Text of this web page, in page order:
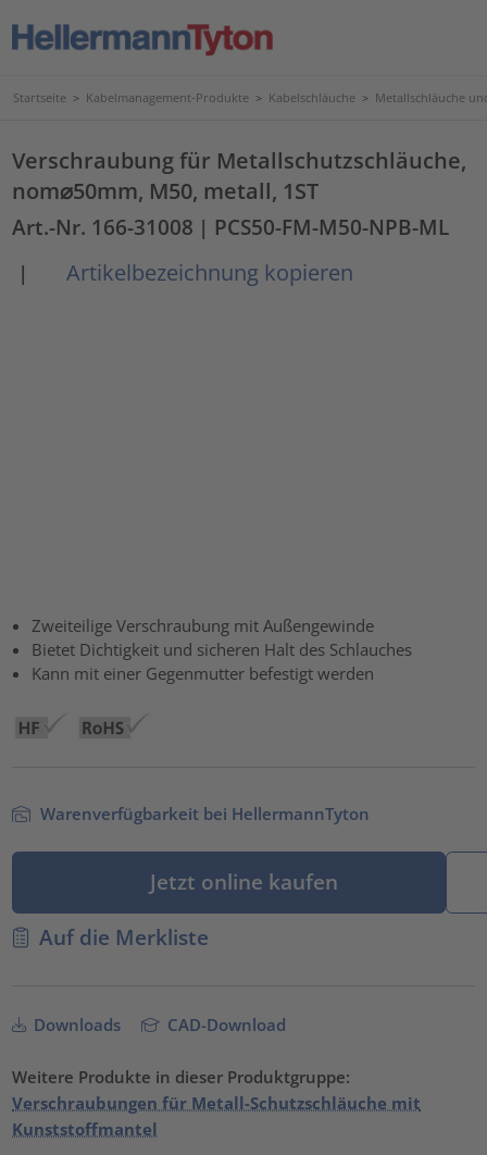
Startseite > Kabelmanagement-Produkte > Kabelschläuche > Metallschläuche
Verschraubung für Metallschutzschläuche,
nom⌀50mm, M50, metall, 1ST
Art.-Nr. 166-31008 | PCS50-FM-M50-NPB-ML
|
Artikelbezeichnung kopieren
Zweiteilige Verschraubung mit Außengewinde
Bietet Dichtigkeit und sicheren Halt des Schlauches
Kann mit einer Gegenmutter befestigt werden
Warenverfügbarkeit bei HellermannTyton
Jetzt online kaufen
Auf die Merkliste
Downloads CAD-Download
Weitere Produkte in dieser Produktgruppe:
Verschraubungen für Metall-Schutzschläuche mit
Kunststoffmantel